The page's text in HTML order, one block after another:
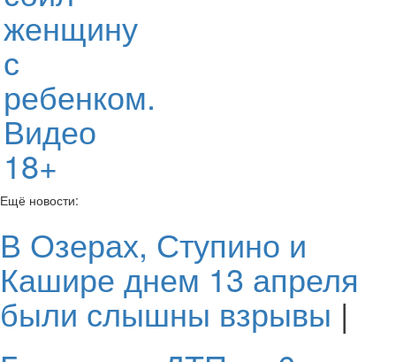
женщину
с
ребенком.
Видео
18+
Ещё новости:
В Озерах, Ступино и
Кашире днем 13 апреля
были слышны взрывы |